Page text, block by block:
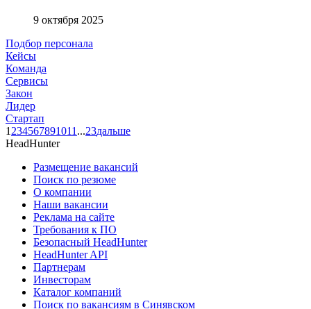
9 октября 2025
Подбор персонала
Кейсы
Команда
Сервисы
Закон
Лидер
Стартап
1 234567891011 ...23дальше
HeadHunter
Размещение вакансий
Поиск по резюме
О компании
Наши вакансии
Реклама на сайте
Требования к ПО
Безопасный HeadHunter
HeadHunter API
Партнерам
Инвесторам
Каталог компаний
Поиск по вакансиям в Синявском